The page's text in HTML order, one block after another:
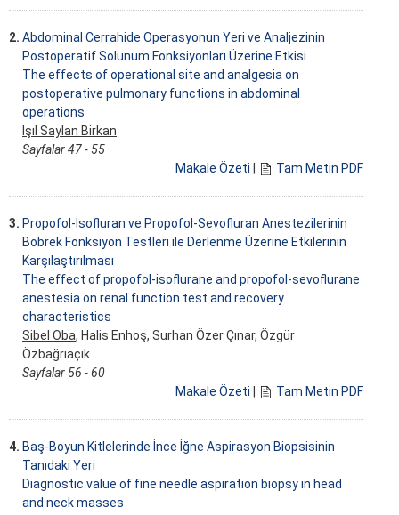
2. Abdominal Cerrahide Operasyonun Yeri ve Analjezinin
Postoperatif Solunum Fonksiyonları Üzerine Etkisi
The effects of operational site and analgesia on
postoperative pulmonary functions in abdominal
operations
Işıl Saylan Birkan
Sayfalar 47 - 55
Makale Özeti
Tam Metin PDF
3. Propofol-İsofluran ve Propofol-Sevofluran Anestezilerinin
Böbrek Fonksiyon Testleri ile Derlenme Üzerine Etkilerinin
Karşılaştırılması
The effect of propofol-isoflurane and propofol-sevoflurane
anestesia on renal function test and recovery
characteristics
Sibel Oba, Halis Enhoş, Surhan Özer Çınar, Özgür
Özbağrıaçık
Sayfalar 56 - 60
Makale Özeti
Tam Metin PDF
4. Baş-Boyun Kitlelerinde İnce İğne Aspirasyon Biopsisinin
Tanıdaki Yeri
Diagnostic value of fine needle aspiration biopsy in head
and neck masses